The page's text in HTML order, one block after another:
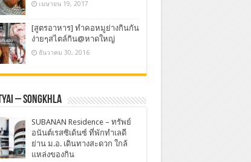
เมษายน 19, 2017
[สูตรอาหาร] ทำคอหมูย่างกินกัน
ง่ายๆสไตล์กิน@หาดใหญ่
ธันวาคม 30, 2016
– Songkhla
SUBANAN Residence – ทรัพย์
อนันต์เรสซิเด้นซ์ ที่พักทำเลดี
ย่าน ม.อ. เดินทางสะดวก ใกล้
แหล่งของกิน